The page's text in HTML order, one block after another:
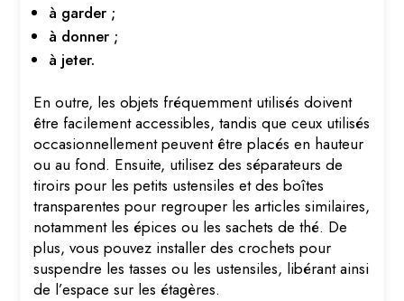
à garder ;
à donner ;
à jeter.
En outre, les objets fréquemment utilisés doivent
être facilement accessibles, tandis que ceux utilisés
occasionnellement peuvent être placés en hauteur
ou au fond. Ensuite, utilisez des séparateurs de
tiroirs pour les petits ustensiles et des boîtes
transparentes pour regrouper les articles similaires,
notamment les épices ou les sachets de thé. De
plus, vous pouvez installer des crochets pour
suspendre les tasses ou les ustensiles, libérant ainsi
de l’espace sur les étagères.